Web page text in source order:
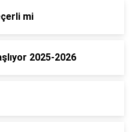
mi
2025-2026